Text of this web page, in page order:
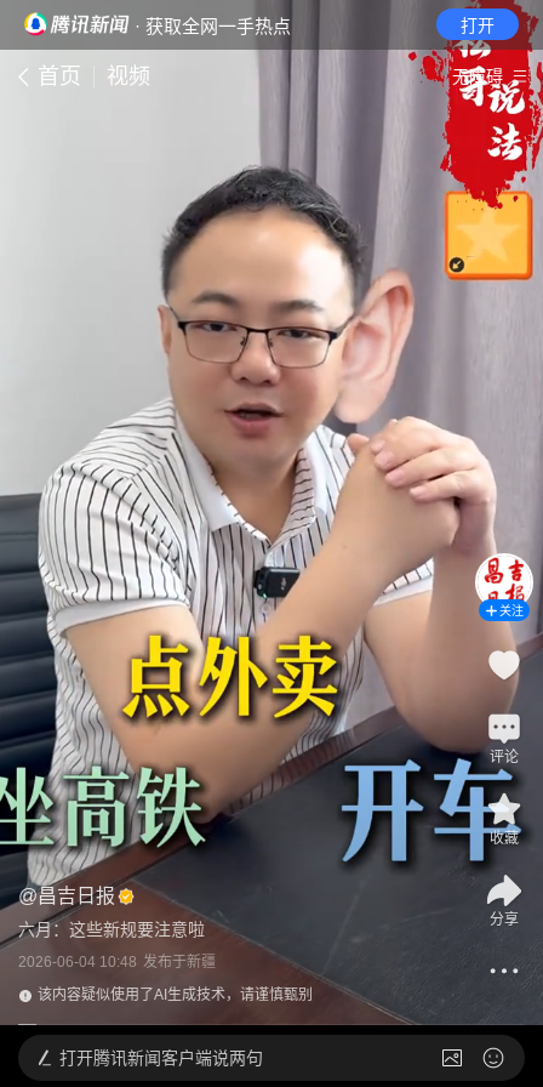
· 获取全网一手热点 打开
首页 视频 无障碍
@昌吉日报
六月：这些新规要注意啦
2026-06-04 10:48 发布于新疆
该内容疑似使用了AI生成技术，请谨慎甄别
关注
评论
收藏
分享
打开腾讯新闻客户端说两句